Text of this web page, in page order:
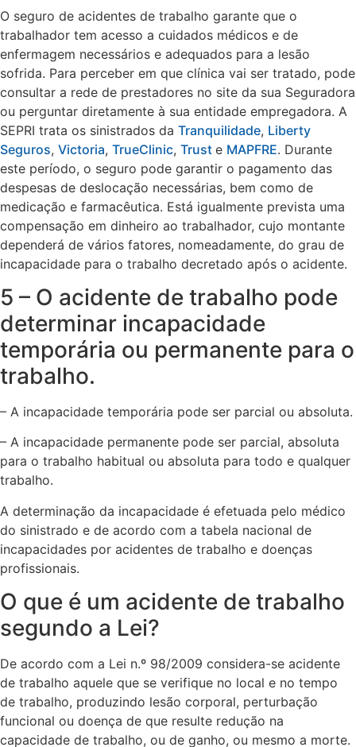
O seguro de acidentes de trabalho garante que o
trabalhador tem acesso a cuidados médicos e de
enfermagem necessários e adequados para a lesão
sofrida. Para perceber em que clínica vai ser tratado, pode
consultar a rede de prestadores no site da sua Seguradora
ou perguntar diretamente à sua entidade empregadora. A
SEPRI trata os sinistrados da Tranquilidade, Liberty
Seguros, Victoria, TrueClinic, Trust e MAPFRE. Durante
este período, o seguro pode garantir o pagamento das
despesas de deslocação necessárias, bem como de
medicação e farmacêutica. Está igualmente prevista uma
compensação em dinheiro ao trabalhador, cujo montante
dependerá de vários fatores, nomeadamente, do grau de
incapacidade para o trabalho decretado após o acidente.
5 – O acidente de trabalho pode
determinar incapacidade
temporária ou permanente para o
trabalho.
– A incapacidade temporária pode ser parcial ou absoluta.
– A incapacidade permanente pode ser parcial, absoluta
para o trabalho habitual ou absoluta para todo e qualquer
trabalho.
A determinação da incapacidade é efetuada pelo médico
do sinistrado e de acordo com a tabela nacional de
incapacidades por acidentes de trabalho e doenças
profissionais.
O que é um acidente de trabalho
segundo a Lei?
De acordo com a Lei n.º 98/2009 considera-se acidente
de trabalho aquele que se verifique no local e no tempo
de trabalho, produzindo lesão corporal, perturbação
funcional ou doença de que resulte redução na
capacidade de trabalho, ou de ganho, ou mesmo a morte.